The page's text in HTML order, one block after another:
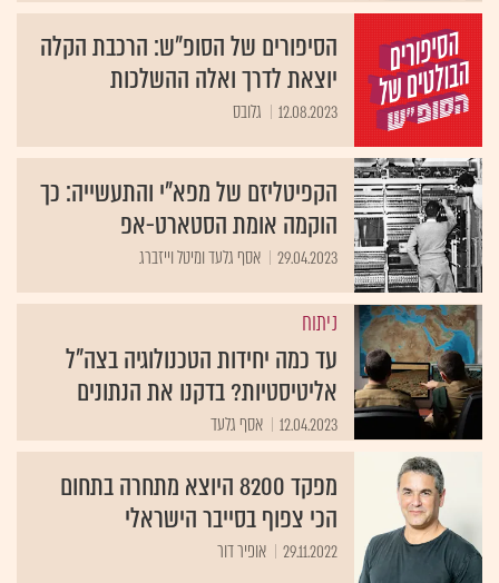
הסיפורים של הסופ"ש: הרכבת הקלה
יוצאת לדרך ואלה ההשלכות
12.08.2023 גלובס
הקפיטליזם של מפא"י והתעשייה: כך
הוקמה אומת הסטארט-אפ
29.04.2023 אסף גלעד ומיטל וייזברג
ניתוח
עד כמה יחידות הטכנולוגיה בצה"ל
אליטיסטיות? בדקנו את הנתונים
12.04.2023 אסף גלעד
מפקד 8200 היוצא מתחרה בתחום
הכי צפוף בסייבר הישראלי
29.11.2022 אופיר דור